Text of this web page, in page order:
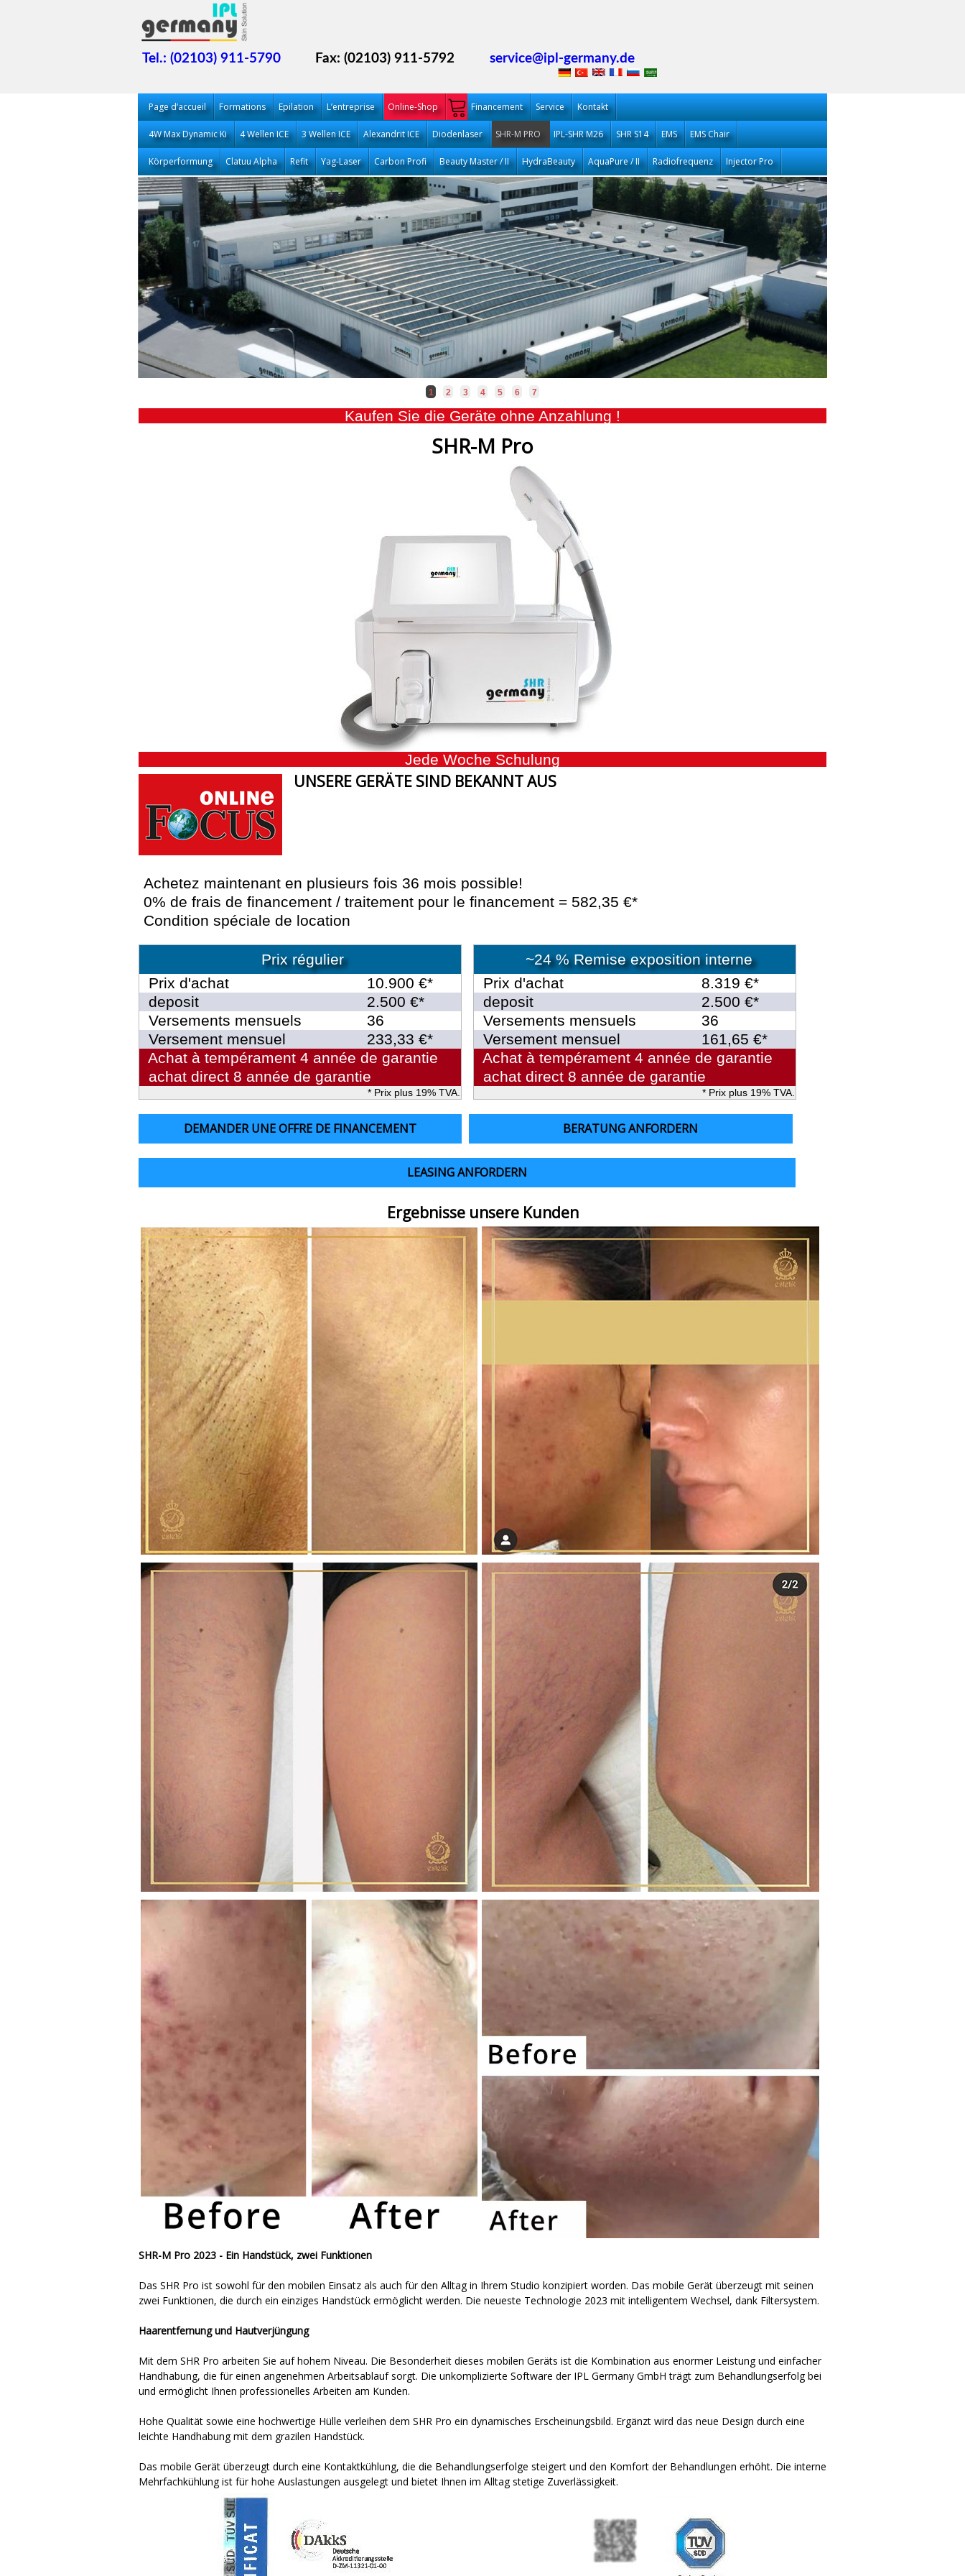
Tel.: (02103) 911-5790 Fax: (02103) 911-5792 service@ipl-germany.de
Page d‘accueil Formations Epilation L’entreprise Online-Shop Financement Service Kontakt
4W Max Dynamic Ki 4 Wellen ICE 3 Wellen ICE Alexandrit ICE Diodenlaser SHR-M PRO IPL-SHR M26 SHR S14 EMS EMS Chair
Körperformung Clatuu Alpha Refit Yag-Laser Carbon Profi Beauty Master / II HydraBeauty AquaPure / II Radiofrequenz Injector Pro
1 2 3 4 5 6 7
Kaufen Sie die Geräte ohne Anzahlung !
SHR-M Pro
Jede Woche Schulung
UNSERE GERÄTE SIND BEKANNT AUS
Achetez maintenant en plusieurs fois 36 mois possible!
0% de frais de financement / traitement pour le financement = 582,35 €*
Condition spéciale de location
Prix régulier
Prix d'achat
10.900 €*
deposit
2.500 €*
Versements mensuels
36
Versement mensuel
233,33 €*
Achat à tempérament 4 année de garantie
achat direct 8 année de garantie
* Prix plus 19% TVA.
~24 % Remise exposition interne
Prix d'achat
8.319 €*
deposit
2.500 €*
Versements mensuels
36
Versement mensuel
161,65 €*
Achat à tempérament 4 année de garantie
achat direct 8 année de garantie
* Prix plus 19% TVA.
DEMANDER UNE OFFRE DE FINANCEMENT BERATUNG ANFORDERN
LEASING ANFORDERN
Ergebnisse unsere Kunden
SHR-M Pro 2023 - Ein Handstück, zwei Funktionen
Das SHR Pro ist sowohl für den mobilen Einsatz als auch für den Alltag in Ihrem Studio konzipiert worden. Das mobile Gerät überzeugt mit seinen
zwei Funktionen, die durch ein einziges Handstück ermöglicht werden. Die neueste Technologie 2023 mit intelligentem Wechsel, dank Filtersystem.
Haarentfernung und Hautverjüngung
Mit dem SHR Pro arbeiten Sie auf hohem Niveau. Die Besonderheit dieses mobilen Geräts ist die Kombination aus enormer Leistung und einfacher
Handhabung, die für einen angenehmen Arbeitsablauf sorgt. Die unkomplizierte Software der IPL Germany GmbH trägt zum Behandlungserfolg bei
und ermöglicht Ihnen professionelles Arbeiten am Kunden.
Hohe Qualität sowie eine hochwertige Hülle verleihen dem SHR Pro ein dynamisches Erscheinungsbild. Ergänzt wird das neue Design durch eine
leichte Handhabung mit dem grazilen Handstück.
Das mobile Gerät überzeugt durch eine Kontaktkühlung, die die Behandlungserfolge steigert und den Komfort der Behandlungen erhöht. Die interne
Mehrfachkühlung ist für hohe Auslastungen ausgelegt und bietet Ihnen im Alltag stetige Zuverlässigkeit.